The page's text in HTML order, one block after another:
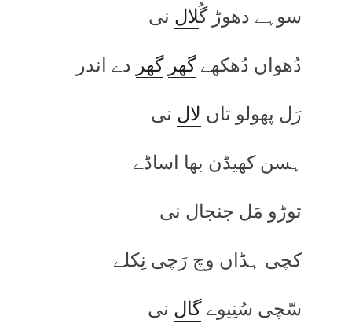
سوہے دھوڑ گُلال نی
دُھواں دُھکھےگھر گھر دے اندر
رَل پھولو تاں لال نی
ہسن کھیڈن بھا اساڈے
توڑو مَل جنجال نی
کچی ہڈاں وچ رَچی نِکلے
سّچی سُنِیوےگال نی